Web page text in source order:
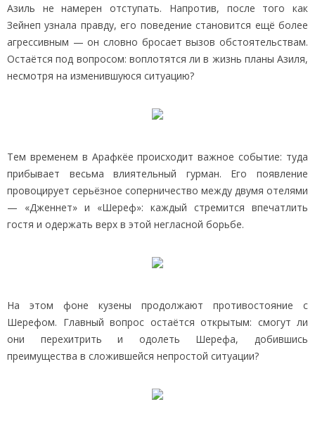
Азиль не намерен отступать. Напротив, после того как
Зейнеп узнала правду, его поведение становится ещё более
агрессивным — он словно бросает вызов обстоятельствам.
Остаётся под вопросом: воплотятся ли в жизнь планы Азиля,
несмотря на изменившуюся ситуацию?
Тем временем в Арафкёе происходит важное событие: туда
прибывает весьма влиятельный гурман. Его появление
провоцирует серьёзное соперничество между двумя отелями
— «Дженнет» и «Шереф»: каждый стремится впечатлить
гостя и одержать верх в этой негласной борьбе.
На этом фоне кузены продолжают противостояние с
Шерефом. Главный вопрос остаётся открытым: смогут ли
они перехитрить и одолеть Шерефа, добившись
преимущества в сложившейся непростой ситуации?